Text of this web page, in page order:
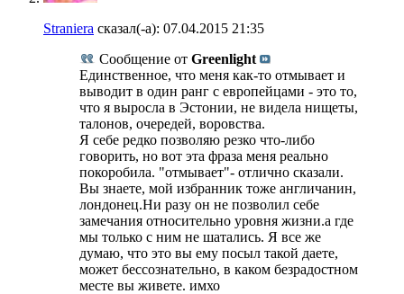
Straniera сказал(-а): 07.04.2015 21:35
Сообщение от Greenlight
Единственное, что меня как-то отмывает и
выводит в один ранг с европейцами - это то,
что я выросла в Эстонии, не видела нищеты,
талонов, очередей, воровства.
Я себе редко позволяю резко что-либо
говорить, но вот эта фраза меня реально
покоробила. "отмывает"- отлично сказали.
Вы знаете, мой избранник тоже англичанин,
лондонец.Ни разу он не позволил себе
замечания относительно уровня жизни.а где
мы только с ним не шатались. Я все же
думаю, что это вы ему посыл такой даете,
может бессознательно, в каком безрадостном
месте вы живете. имхо